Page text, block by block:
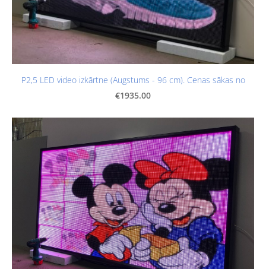
P2,5 LED video izkārtne (Augstums - 96 cm). Cenas sākas no
€1935.00